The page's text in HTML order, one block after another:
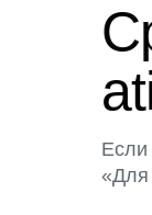
Если
«Для